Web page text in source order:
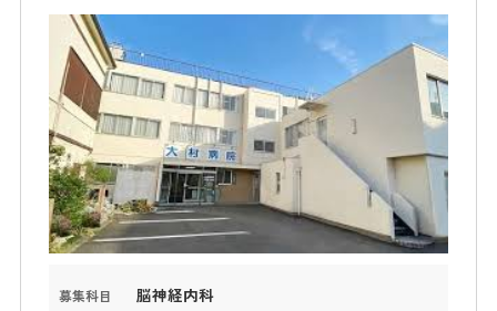
募集科目 脳神経内科